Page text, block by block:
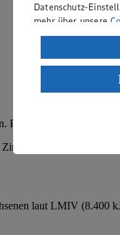
mit der Gabel
abschmecken und
laut LMIV (8.400
Datenschutz-
mehr über unsere
Verarbeitung
Wenn du auf
ein, dass deine
einem nach
Risiko eines